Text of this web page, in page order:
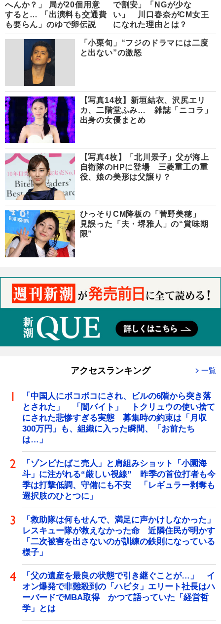
へんか？」 局が20個用意
すると… 「出演料も交通費
も要らん」のゆで卵伝説
で割安」「NGが少な
い」 川口春奈がCM女王
になれた理由とは？
「小栗旬」“フジのドラマには二度
と出ない”の激怒
【写真14枚】新垣結衣、沢尻エリ
カ、二階堂ふみ… 雑誌「ニコラ」
出身の女優まとめ
【写真4枚】「北川景子」父が海上
自衛隊のHPに登場 三菱重工の重
役、娘の美形は父譲り？
ひっそりCM降板の「菅野美穂」
見誤った「夫・堺雅人」の“賞味期
限”
アクセスランキング 一覧
「中国人にボコボコにされ、ビルの6階から突き落
とされた」 「闇バイト」 トクリュウの使い捨て
にされた悲惨すぎる実態 募集時の約束は「月収
300万円」も、組織に入った瞬間、「お前たち
は…」
「ゾンビたばこ売人」と肩組みショット「小園海
斗」に注がれる“厳しい視線” 昨季の首位打者も今
季は打撃低調、守備にも不安 「レギュラー剥奪も
選択肢のひとつに」
「救助隊は何もせんで、満足に声かけしなかった」
レスキュー隊が救えなかった命 近隣住民が明かす
「二次被害を出さないのが訓練の鉄則になっている
様子」
「父の遺産を最良の状態で引き継ぐことが…」 イ
オン爆発で非難殺到の「ハビタ」エリート社長はハ
ーバードでMBA取得 かつて語っていた「経営哲
学」とは